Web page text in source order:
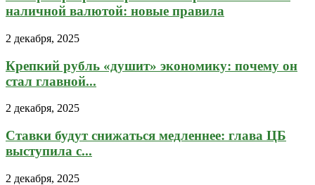
наличной валютой: новые правила
2 декабря, 2025
Крепкий рубль «душит» экономику: почему он
стал главной...
2 декабря, 2025
Ставки будут снижаться медленнее: глава ЦБ
выступила с...
2 декабря, 2025